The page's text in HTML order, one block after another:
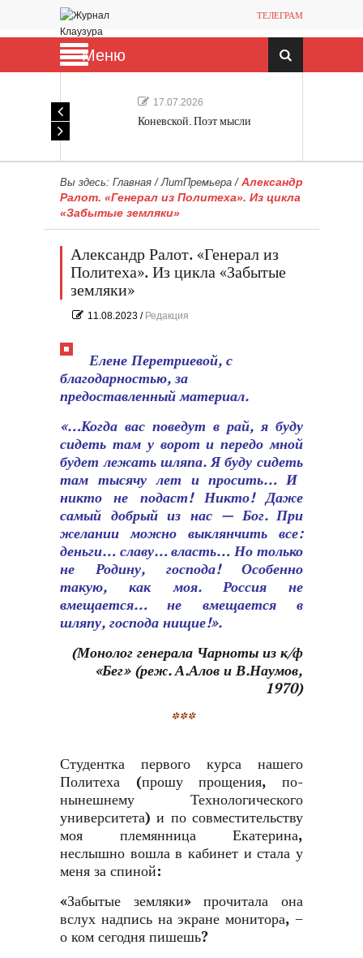
ТЕЛЕГРАМ
Меню
17.07.2026
Коневской. Поэт мысли
Вы здесь: Главная /ЛитПремьера / Александр
Ралот. «Генерал из Политеха». Из цикла
«Забытые земляки»
Александр Ралот. «Генерал из
Политеха». Из цикла «Забытые
земляки»
11.08.2023 / Редакция
Елене Перетриевой, с
благодарностью, за
предоставленный материал.
«…Когда вас поведут в рай, я буду
сидеть там у ворот и передо мной
будет лежать шляпа. Я буду сидеть
там тысячу лет и просить… И
никто не подаст! Никто! Даже
самый добрый из нас — Бог. При
желании можно выклянчить все:
деньги… славу… власть… Но только
не Родину, господа! Особенно
такую, как моя. Россия не
вмещается… не вмещается в
шляпу, господа нищие!».
(Монолог генерала Чарноты из к/ф
«Бег» (реж. А.Алов и В.Наумов,
1970)
***
Студентка первого курса нашего
Политеха (прошу прощения, по-
нынешнему Технологического
университета) и по совместительству
моя племянница Екатерина,
неслышно вошла в кабинет и стала у
меня за спиной:
«Забытые земляки» прочитала она
вслух надпись на экране монитора, −
о ком сегодня пишешь?